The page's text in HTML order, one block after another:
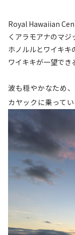
Royal Hawaiian
くアラモアナのマジ
ホノルルとワイキキ
ワイキキが一望でき
波も穏やかなため
カヤックに乗って